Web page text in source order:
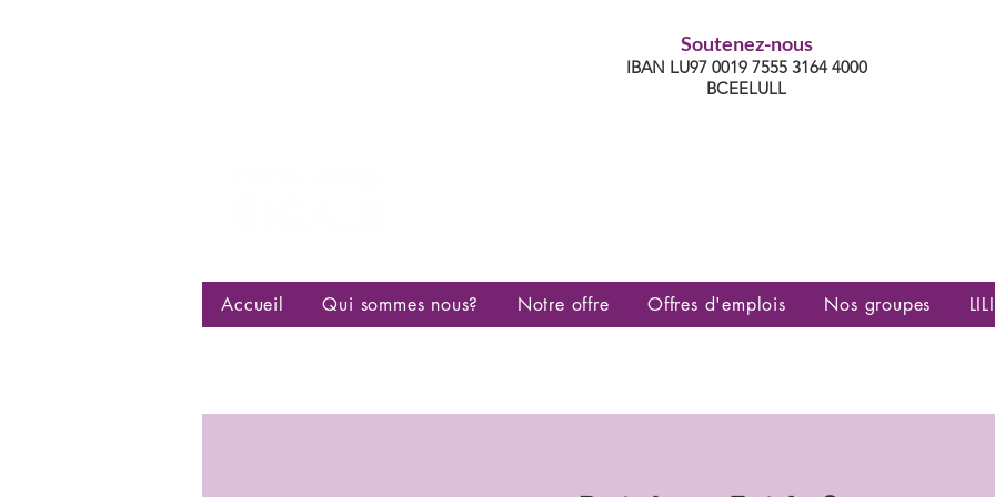
Soutenez-nous
IBAN LU97 0019 7555 3164 4000
BCEELULL
Accueil Qui sommes nous? Notre offre Offres d'emplois Nos groupes LILI